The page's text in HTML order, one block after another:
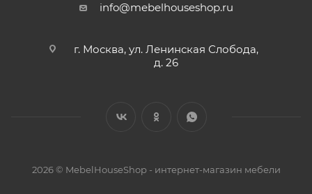
info@mebelhouseshop.ru
г. Москва, ул. Ленинская Слобода,
д. 26
2026 © MebelHouseShop - интернет-магазин мебели